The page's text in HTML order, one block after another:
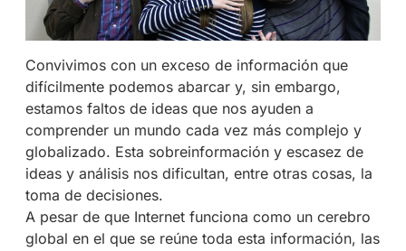
Convivimos con un exceso de información que
difícilmente podemos abarcar y, sin embargo,
estamos faltos de ideas que nos ayuden a
comprender un mundo cada vez más complejo y
globalizado. Esta sobreinformación y escasez de
ideas y análisis nos dificultan, entre otras cosas, la
toma de decisiones.
A pesar de que Internet funciona como un cerebro
global en el que se reúne toda esta información, las